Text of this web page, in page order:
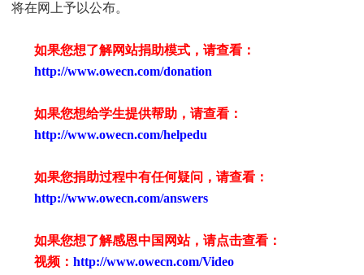
将在网上予以公布。
如果您想了解网站捐助模式，请查看：
http://www.owecn.com/donation
如果您想给学生提供帮助，请查看：
http://www.owecn.com/helpedu
如果您捐助过程中有任何疑问，请查看：
http://www.owecn.com/answers
如果您想了解感恩中国网站，请点击查看：
视频： http://www.owecn.com/Video